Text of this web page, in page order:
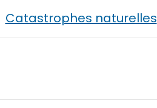
Catastrophes naturelles